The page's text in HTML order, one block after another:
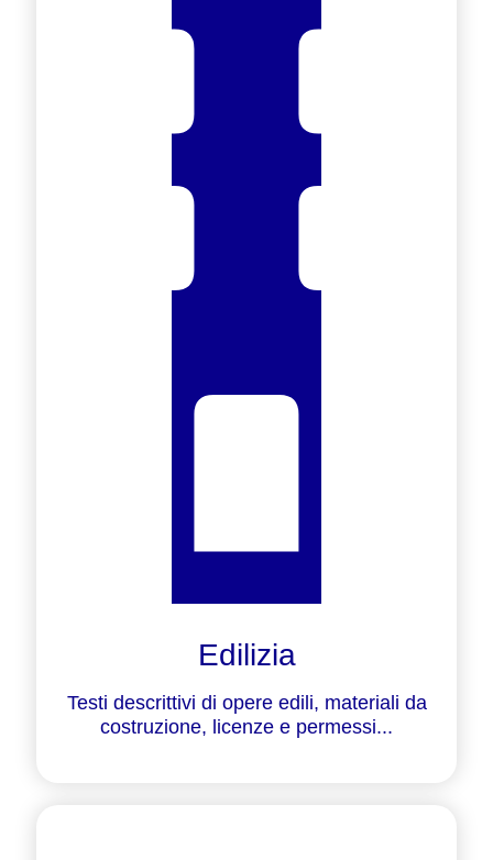
Edilizia
Testi descrittivi di opere edili, materiali da
costruzione, licenze e permessi...